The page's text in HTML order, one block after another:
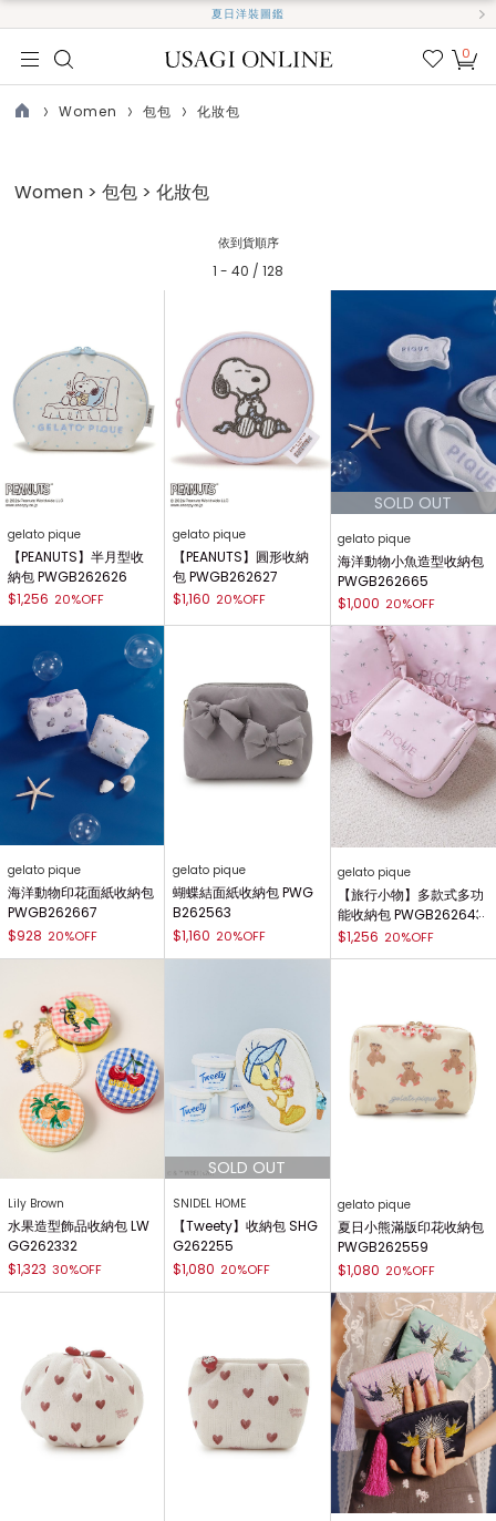
夏日洋裝圖鑑
我的
0
Women 包包 化妝包
Women > 包包 > 化妝包
依到貨順序
1 - 40 / 128
gelato pique
【PEANUTS】半月型收
納包 PWGB262626
$1,256 20%OFF
gelato pique
【PEANUTS】圓形收納
包 PWGB262627
$1,160 20%OFF
gelato pique
海洋動物小魚造型收納包
PWGB262665
$1,000 20%OFF
gelato pique
海洋動物印花面紙收納包
PWGB262667
$928 20%OFF
gelato pique
蝴蝶結面紙收納包 PWG
B262563
$1,160 20%OFF
gelato pique
【旅行小物】多款式多功
能收納包 PWGB262643
$1,256 20%OFF
Lily Brown
水果造型飾品收納包 LW
GG262332
$1,323 30%OFF
SNIDEL HOME
【Tweety】收納包 SHG
G262255
$1,080 20%OFF
gelato pique
夏日小熊滿版印花收納包
PWGB262559
$1,080 20%OFF